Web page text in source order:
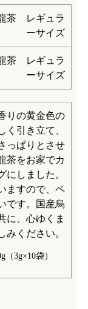
りの黄金色の
く引き立て、
っぱりとさせ
茶をお家でカ
にしました。
ますので、ペ
です。国産烏
に、心ゆくま
みください。
（3g×10袋）